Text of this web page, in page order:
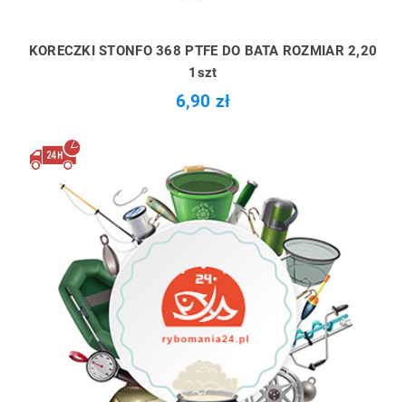
KORECZKI STONFO 368 PTFE DO BATA ROZMIAR 2,20
1szt
6,90 zł